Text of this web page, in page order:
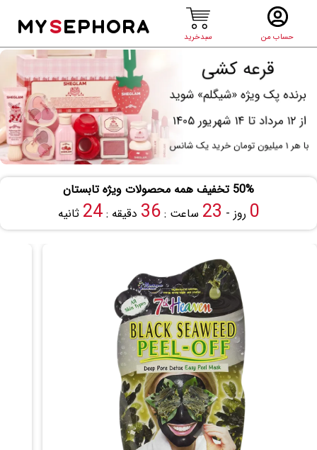
حساب من سبدخرید
MYSEPHORA
50% تخفیف همه محصولات ویژه تابستان
0 روز - 23 ساعت :36 دقیقه :24 ثانیه